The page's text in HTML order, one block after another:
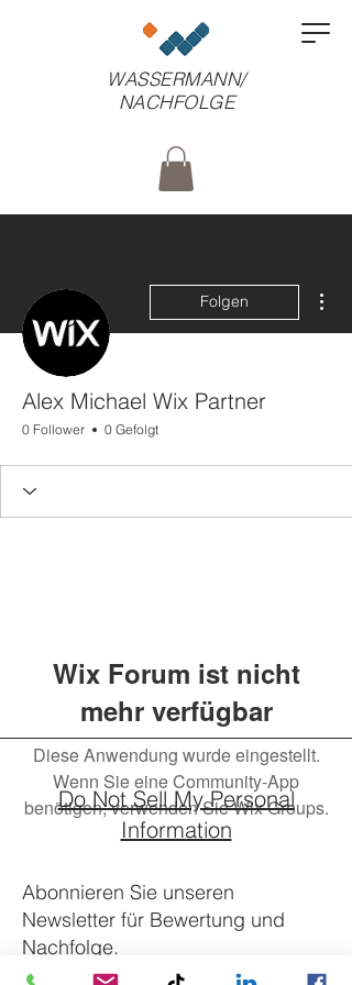
WASSERMANN/
NACHFOLGE
Folgen
Alex Michael Wix Partner
0 Follower 0 Gefolgt
Wix Forum ist nicht
mehr verfügbar
Diese Anwendung wurde eingestellt.
Wenn Sie eine Community-App
benötigen, verwenden Sie Wix Groups.
Do Not Sell My Personal
Information
Abonnieren Sie unseren
Newsletter für Bewertung und
Nachfolge.